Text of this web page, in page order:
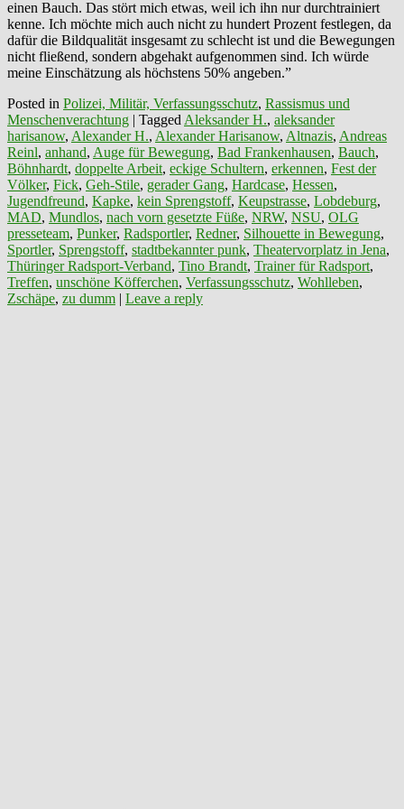
einen Bauch. Das stört mich etwas, weil ich ihn nur durchtrainiert
kenne. Ich möchte mich auch nicht zu hundert Prozent festlegen, da
dafür die Bildqualität insgesamt zu schlecht ist und die Bewegungen
nicht fließend, sondern abgehakt aufgenommen sind. Ich würde
meine Einschätzung als höchstens 50% angeben.”
Posted in Polizei, Militär, Verfassungsschutz, Rassismus und
Menschenverachtung | Tagged Aleksander H., aleksander
harisanow, Alexander H., Alexander Harisanow, Altnazis, Andreas
Reinl, anhand, Auge für Bewegung, Bad Frankenhausen, Bauch,
Böhnhardt, doppelte Arbeit, eckige Schultern, erkennen, Fest der
Völker, Fick, Geh-Stile, gerader Gang, Hardcase, Hessen,
Jugendfreund, Kapke, kein Sprengstoff, Keupstrasse, Lobdeburg,
MAD, Mundlos, nach vorn gesetzte Füße, NRW, NSU, OLG
presseteam, Punker, Radsportler, Redner, Silhouette in Bewegung,
Sportler, Sprengstoff, stadtbekannter punk, Theatervorplatz in Jena,
Thüringer Radsport-Verband, Tino Brandt, Trainer für Radsport,
Treffen, unschöne Köfferchen, Verfassungsschutz, Wohlleben,
Zschäpe, zu dumm | Leave a reply